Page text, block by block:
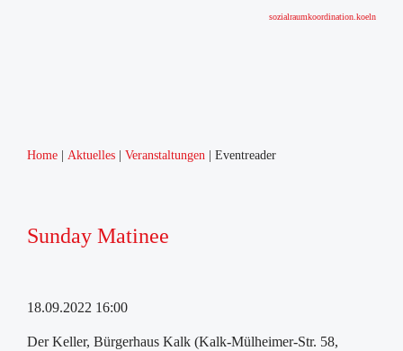
sozialraumkoordination.koeln
Home Aktuelles Veranstaltungen Eventreader
Sunday Matinee
18.09.2022 16:00
Der Keller, Bürgerhaus Kalk (Kalk-Mülheimer-Str. 58,